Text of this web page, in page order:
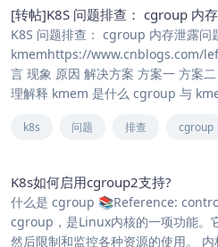
[转帖]K8S 问题排查： cgroup 内
K8S 问题排查： cgroup 内存泄露问
kmemhttps://www.cnblogs.com/
言 现象 原因 解决方案 方案一 方案
理解释 kmem 是什么 cgroup 与
k8s 问题 排查 cgroup
K8s如何启用cgroup2支持?
什么是 cgroup 📚️Reference:
cgroup，是Linux内核的一项功能。
然后限制和监控各种资源的使用。